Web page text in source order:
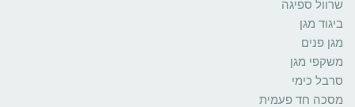
שרוול ספיגה
ביגוד מגן
מגן פנים
משקפי מגן
סרבל כימי
מסכה חד פעמית